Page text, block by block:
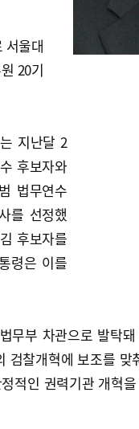
서울대
20기
지난달 2
후보자와
법무연수
를 선정했
후보자를
령은 이를
무부 차관으로 발탁
검찰개혁에 보조를
적인 권력기관 개혁